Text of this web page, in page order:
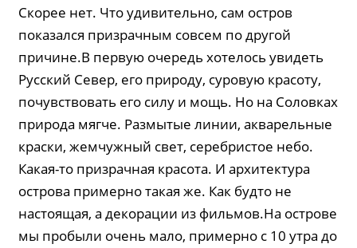
Скорее нет. Что удивительно, сам остров
показался призрачным совсем по другой
причине.В первую очередь хотелось увидеть
Русский Север, его природу, суровую красоту,
почувствовать его силу и мощь. Но на Соловках
природа мягче. Размытые линии, акварельные
краски, жемчужный свет, серебристое небо.
Какая-то призрачная красота. И архитектура
острова примерно такая же. Как будто не
настоящая, а декорации из фильмов.На острове
мы пробыли очень мало, примерно с 10 утра до